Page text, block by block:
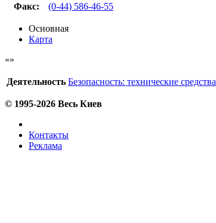
Факс: (0-44) 586-46-55
Основная
Карта
Деятельность Безопасность: технические средства
© 1995-2026 Весь Киев
Контакты
Реклама